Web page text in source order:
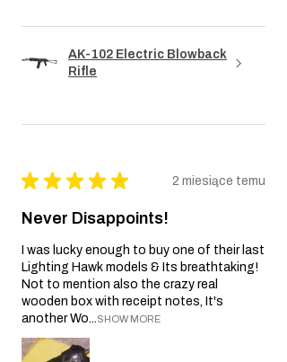
AK-102 Electric Blowback
Rifle
★ ★ ★ ★ ★ 2 miesiące temu
Never Disappoints!
I was lucky enough to buy one of their last
Lighting Hawk models & Its breathtaking!
Not to mention also the crazy real
wooden box with receipt notes, It's
another Wo...SHOW MORE